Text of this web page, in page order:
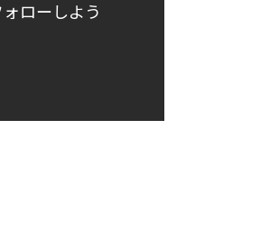
ローしよう